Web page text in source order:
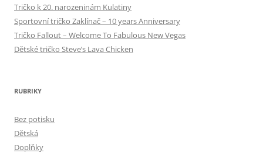
Tričko k 20. narozeninám Kulatiny
Sportovní tričko Zaklínač – 10 years Anniversary
Tričko Fallout – Welcome To Fabulous New Vegas
Dětské tričko Steve’s Lava Chicken
RUBRIKY
Bez potisku
Dětská
Doplňky